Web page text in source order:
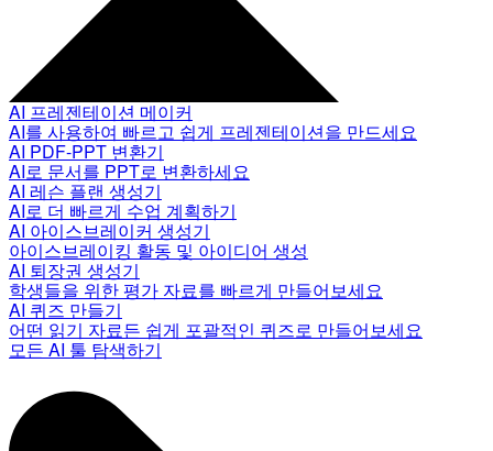
AI 프레젠테이션 메이커
AI를 사용하여 빠르고 쉽게 프레젠테이션을 만드세요
AI PDF-PPT 변환기
AI로 문서를 PPT로 변환하세요
AI 레슨 플랜 생성기
AI로 더 빠르게 수업 계획하기
AI 아이스브레이커 생성기
아이스브레이킹 활동 및 아이디어 생성
AI 퇴장권 생성기
학생들을 위한 평가 자료를 빠르게 만들어보세요
AI 퀴즈 만들기
어떤 읽기 자료든 쉽게 포괄적인 퀴즈로 만들어보세요
모든 AI 툴 탐색하기